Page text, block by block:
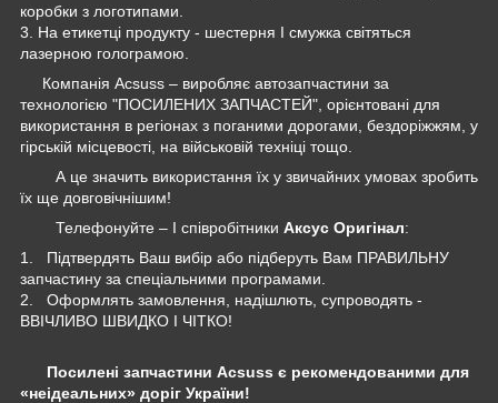
коробки з логотипами.
3. На етикетці продукту - шестерня І смужка світяться
лазерною голограмою.
Компанія Acsuss – виробляє автозапчастини за
технологією "ПОСИЛЕНИХ ЗАПЧАСТЕЙ", орієнтовані для
використання в регіонах з поганими дорогами, бездоріжжям, у
гірській місцевості, на військовій техніці тощо.
А це значить використання їх у звичайних умовах зробить
їх ще довговічнішим!
Телефонуйте – І співробітники Аксус Оригінал:
1. Підтвердять Ваш вибір або підберуть Вам ПРАВИЛЬНУ
запчастину за спеціальними програмами.
2. Оформлять замовлення, надішлють, супроводять -
ВВІЧЛИВО ШВИДКО І ЧІТКО!
Посилені запчастини Acsuss є рекомендованими для
«неідеальних» доріг України!